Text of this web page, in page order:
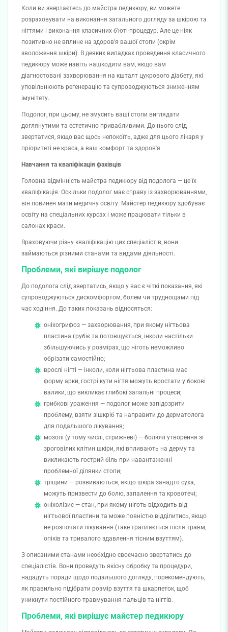
Коли ви звертаєтесь до майстра педикюру, ви можете
розраховувати на виконання загального догляду за шкірою та
нігтями і виконання класичних б'юті-процедур. Але це ніяк
позитивно не вплине на здоров'я вашої стопи (окрім
зволоження шкіри). В деяких випадках проведення класичного
педикюру може навіть нашкодити вам, якщо вам
діагностовані захворювання на кшталт цукрового діабету, які
уповільнюють регенерацію та супроводжуються зниженням
імунітету.
Подолог, при цьому, не змусить ваші стопи виглядати
доглянутими та естетично привабливими. До нього слід
звертатися, якщо вас щось непокоїть, адже для цього лікаря у
пріоритеті не краса, а ваш комфорт та здоров'я.
Навчання та кваліфікація фахівців
Головна відмінність майстра педикюру від подолога — це їх
кваліфікація. Оскільки подолог має справу із захворюваннями,
він повинен мати медичну освіту. Майстер педикюру здобуває
освіту на спеціальних курсах і може працювати тільки в
салонах краси.
Враховуючи різну кваліфікацію цих спеціалістів, вони
займаються різними станами та видами діяльності.
Проблеми, які вирішує подолог
До подолога слід звертатись, якщо у вас є чіткі показання, які
супроводжуються дискомфортом, болем чи труднощами під
час ходіння. До таких показань відносяться:
оніхогрифоз — захворювання, при якому нігтьова
пластина грубіє та потовщується, інколи настільки
збільшуючись у розмірах, що ніготь неможливо
обрізати самостійно;
врослі нігті — інколи, коли нігтьова пластина має
форму арки, гострі кути нігтя можуть вростати у бокові
валики, що викликає глибокі запальні процеси;
грибкові ураження — подолог може запідозрити
проблему, взяти зішкріб та направити до дерматолога
для подальшого лікування;
мозолі (у тому числі, стрижневі) — болючі утворення зі
зроговілих клітин шкіри, які впливають на дерму та
викликають гострий біль при навантаженні
проблемної ділянки стопи;
тріщини — розвиваються, якщо шкіра занадто суха,
можуть призвести до болю, запалення та кровотечі;
оніхолізис — стан, при якому ніготь відходить від
нігтьової пластини та може повністю відділитись, якщо
не розпочати лікування (таке трапляється після травм,
опіків та тривалого здавлення тісним взуттям).
З описаними станами необхідно своєчасно звертатись до
спеціалістів. Вони проведуть якісну обробку та процедури,
нададуть поради щодо подальшого догляду, порекомендують,
як правильно підібрати розмір взуття та шкарпеток, щоб
уникнути постійного травмування пальців та нігтів.
Проблеми, які вирішує майстер педикюру